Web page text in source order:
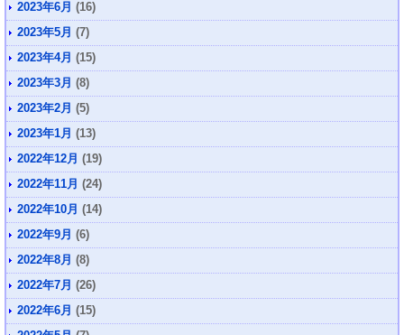
2023年6月 (16)
2023年5月 (7)
2023年4月 (15)
2023年3月 (8)
2023年2月 (5)
2023年1月 (13)
2022年12月 (19)
2022年11月 (24)
2022年10月 (14)
2022年9月 (6)
2022年8月 (8)
2022年7月 (26)
2022年6月 (15)